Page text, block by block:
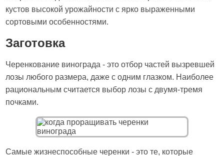
кустов высокой урожайности с ярко выраженными
сортовыми особенностями.
Заготовка
Черенкование винограда - это отбор частей вызревшей
лозы любого размера, даже с одним глазком. Наиболее
рациональным считается выбор лозы с двумя-тремя
почками.
Самые жизнеспособные черенки - это те, которые